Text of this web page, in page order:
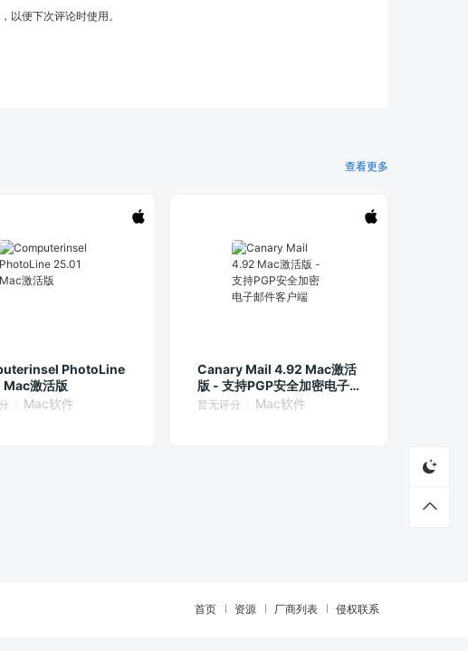
以便下次评论时使用。
查看更多
PhotoLine
激活版
Mac软件
Canary Mail 4.92 Mac激活
版 - 支持PGP安全加密电子
邮件客户端
暂无评分 Mac软件
首页 资源 厂商列表 侵权联系